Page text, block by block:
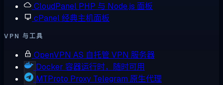
CloudPanel PHP 与 Node.js 面板
cPanel经典主机面板
VPN 与工具
OpenVPN AS 自托管 VPN 服务器
Docker 容器运行时，随时可用
MTProto Proxy Telegram 原生代理